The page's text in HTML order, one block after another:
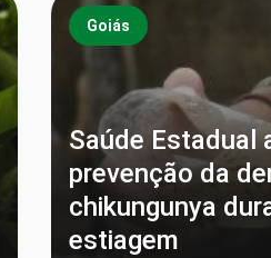
Goiás
Saúde Estadual
prevenção da
chikungunya
estiagem